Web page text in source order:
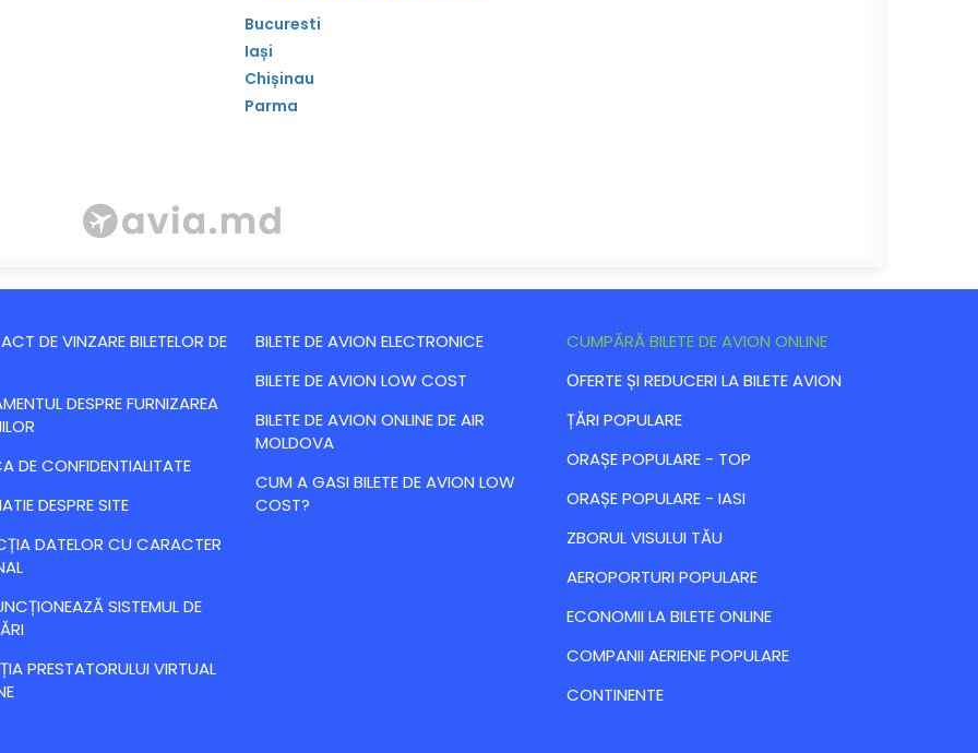
Bucuresti
Iași
Chișinau
Parma
DE VINZARE BILETELOR DE
DESPRE FURNIZAREA
DE CONFIDENTIALITATE
DESPRE SITE
DATELOR CU CARACTER
SISTEMUL DE
PRESTATORULUI VIRTUAL
BILETE DE AVION ELECTRONICE
BILETE DE AVION LOW COST
BILETE DE AVION ONLINE DE AIR
MOLDOVA
CUM A GASI BILETE DE AVION LOW
COST?
CUMPĂRĂ BILETE DE AVION ONLINE
ОFERTE ȘI REDUCERI LA BILETE AVION
ȚĂRI POPULARE
ORAȘE POPULARE - TOP
ORAȘE POPULARE - IASI
ZBORUL VISULUI TĂU
AEROPORTURI POPULARE
ECONOMII LA BILETE ONLINE
COMPANII AERIENE POPULARE
CONTINENTE